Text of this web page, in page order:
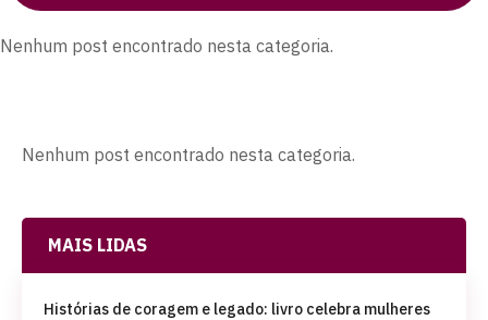
Nenhum post encontrado nesta categoria.
Nenhum post encontrado nesta categoria.
MAIS LIDAS
Histórias de coragem e legado: livro celebra mulheres